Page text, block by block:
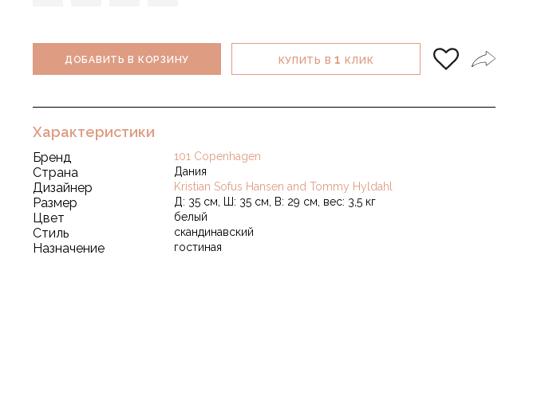
ДОБАВИТЬ В КОРЗИНУ КУПИТЬ В1 КЛИК
Характеристики
Бренд 101 Copenhagen
Страна Дания
Дизайнер Kristian Sofus Hansen and Tommy Hyldahl
Размер Д: 35 см, Ш: 35 см, В: 29 см, вес: 3,5 кг
Цвет белый
Стиль скандинавский
Назначение гостиная